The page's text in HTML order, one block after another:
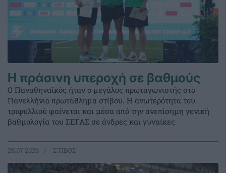
Η πράσινη υπεροχή σε βαθμούς
Ο Παναθηναϊκός ήταν ο μεγάλος πρωταγωνιστής στο
Πανελλήνιο πρωτάθλημα στίβου. Η ανωτερότητα του
τριφυλλιού φαίνεται και μέσα από την ανεπίσημη γενική
βαθμολογία του ΣΕΓΑΣ σε άνδρες και γυναίκες.
28.07.2026 ΣΤΙΒΟΣ